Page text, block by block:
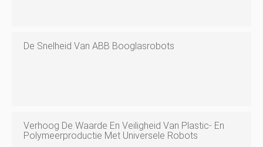
De Snelheid Van ABB Booglasrobots
Verhoog De Waarde En Veiligheid Van Plastic- En
Polymeerproductie Met Universele Robots